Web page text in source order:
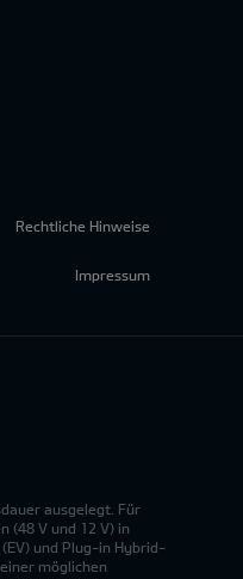
Rechtliche Hinweise
Impressum
ausgelegt. Für
(48 V und 12 V) in
und Plug-in Hybrid-
möglichen